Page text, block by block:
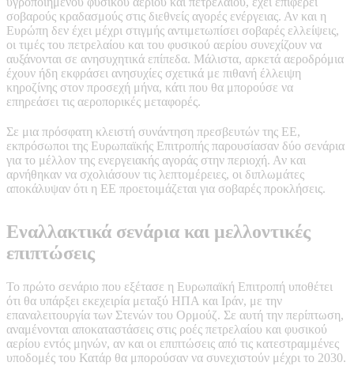
σοβαρούς κραδασμούς στις διεθνείς αγορές ενέργειας. Αν και η
Ευρώπη δεν έχει μέχρι στιγμής αντιμετωπίσει σοβαρές ελλείψεις,
οι τιμές του πετρελαίου και του φυσικού αερίου συνεχίζουν να
αυξάνονται σε ανησυχητικά επίπεδα. Μάλιστα, αρκετά αεροδρόμια
έχουν ήδη εκφράσει ανησυχίες σχετικά με πιθανή έλλειψη
κηροζίνης στον προσεχή μήνα, κάτι που θα μπορούσε να
επηρεάσει τις αεροπορικές μεταφορές.
Σε μια πρόσφατη κλειστή συνάντηση πρεσβευτών της ΕΕ,
εκπρόσωποι της Ευρωπαϊκής Επιτροπής παρουσίασαν δύο σενάρια
για το μέλλον της ενεργειακής αγοράς στην περιοχή. Αν και
αρνήθηκαν να σχολιάσουν τις λεπτομέρειες, οι διπλωμάτες
αποκάλυψαν ότι η ΕΕ προετοιμάζεται για σοβαρές προκλήσεις.
Εναλλακτικά σενάρια και μελλοντικές
επιπτώσεις
Το πρώτο σενάριο που εξέτασε η Ευρωπαϊκή Επιτροπή υποθέτει
ότι θα υπάρξει εκεχειρία μεταξύ ΗΠΑ και Ιράν, με την
επαναλειτουργία των Στενών του Ορμούζ. Σε αυτή την περίπτωση,
αναμένονται αποκαταστάσεις στις ροές πετρελαίου και φυσικού
αερίου εντός μηνών, αν και οι επιπτώσεις από τις κατεστραμμένες
υποδομές του Κατάρ θα μπορούσαν να συνεχιστούν μέχρι το 2030.